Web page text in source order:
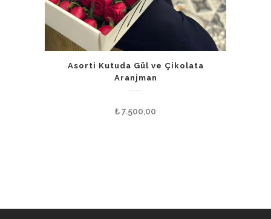
Asorti Kutuda Gül ve Çikolata
Aranjman
₺7.500,00